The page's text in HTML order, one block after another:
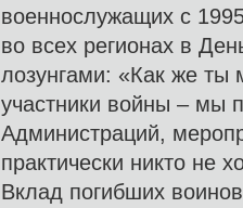
военнослужащих с
во всех регионах в
лозунгами: «Как же ты
участники войны – мы
Администраций,
практически никто не
Вклад погибших